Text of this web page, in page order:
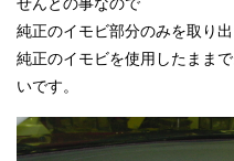
純正のイモビ部分のみを取り
純正のイモビを使用したまま
いです。